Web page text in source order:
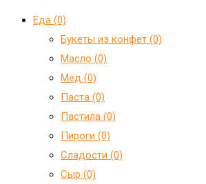
Еда (0)
Букеты из конфет (0)
Масло (0)
Мед (0)
Паста (0)
Пастила (0)
Пироги (0)
Сладости (0)
Сыр (0)